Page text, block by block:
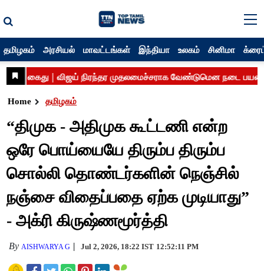
தமிழகம் அரசியல் மாவட்டங்கள் இந்தியா உலகம் சினிமா
Home தமிழகம்
“திமுக - அதிமுக கூட்டணி என்ற
ஒரே பொய்யையே திரும்ப திரும்ப
சொல்லி தொண்டர்களின் நெஞ்சில்
நஞ்சை விதைப்பதை ஏற்க முடியாது”
- அக்ரி கிருஷ்ணமூர்த்தி
By AISHWARYA G Jul 2, 2026, 18:22 IST 12:52:11 PM